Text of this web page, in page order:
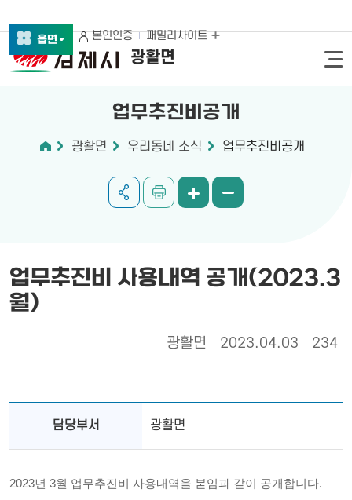
광활면
읍면 본인인증 패밀리사이트
업무추진비공개
광활면 우리동네 소식 업무추진비공개
업무추진비 사용내역 공개(2023.3
월)
광활면 2023.04.03 234
담당부서 광활면
2023년 3월 업무추진비 사용내역을 붙임과 같이 공개합니다.